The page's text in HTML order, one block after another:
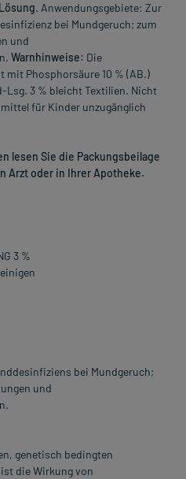
. Anwendungsgebiete: Zur
bei Mundgeruch; zum
und
Warnhinweise: Die
Phosphorsäure 10 % (AB.)
3 % bleicht Textilien. Nicht
für Kinder unzugänglich
lesen Sie die Packungsbeilage
Arzt oder in Ihrer Apotheke.
3 %
bei Mundgeruch;
und
genetisch bedingten
die Wirkung von